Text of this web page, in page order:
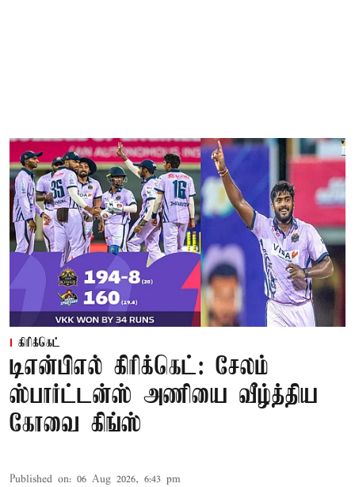
கிரிக்கெட்
டிஎன்பிஎல் கிரிக்கெட்: சேலம்
ஸ்பார்ட்டன்ஸ் அணியை வீழ்த்திய
கோவை கிங்ஸ்
Published on: 06 Aug 2026, 6:43 pm